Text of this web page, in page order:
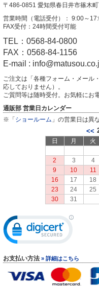
〒486-0851 愛知県春日井市篠木
営業時間（電話受付）： 9:00～
FAX受付：24時間受付可能
TEL：0568-84-0800
FAX：0568-84-1156
E-mail :
ご注文は「各種フォーム・メール
応しておりません）。
ご質問等は随時受付。お気軽にお
通販部 営業日カレンダー
※「 ショールーム 」の営業日は異
<<
日 月 火
2
3 4
9
10 11
16
17 18
23
24 25
30
31
お支払い方法 » 詳細はこちら